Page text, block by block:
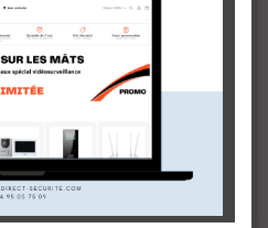
Projecteur infrarouge 80m -
109,00 €
En stock